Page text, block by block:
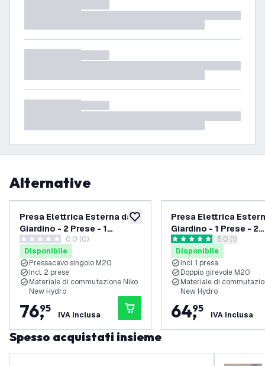
Alternative
aggiungi alla lista desideri
Presa Elettrica Esterna da
Giardino - 2 Prese - 1
Pressacavo - IP55 - 65 cm
0 stelle di valutazione
0.0 (0)
Disponibile
Pressacavo singolo M20
Incl. 2 prese
Materiale di commutazione Niko
New Hydro
76,
95
IVA inclusa
Presa Elettrica
Giardino - 1 Prese - 2
Pressacavo - IP55 -
apri il
5 stelle di valutazione
5.0 (1)
Disponibile
Incl. 1 presa
Doppio girevole M20
Materiale di
New Hydro
64,
95
IVA inclusa
Spesso acquistati insieme